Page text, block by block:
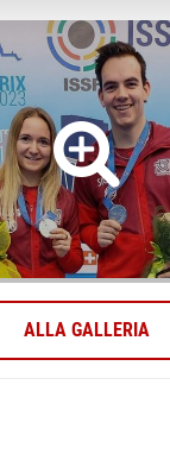
ALLA GALLERIA